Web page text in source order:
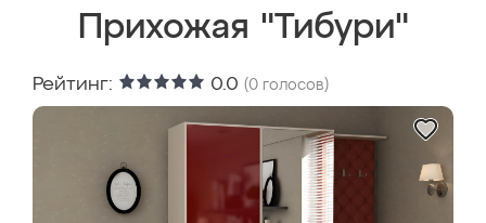
Прихожая "Тибури"
Рейтинг: 0.0 (0 голосов)